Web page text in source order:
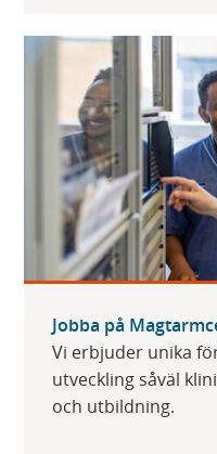
Jobba på
Vi erbjuder unika
utveckling såväl
och utbildning.